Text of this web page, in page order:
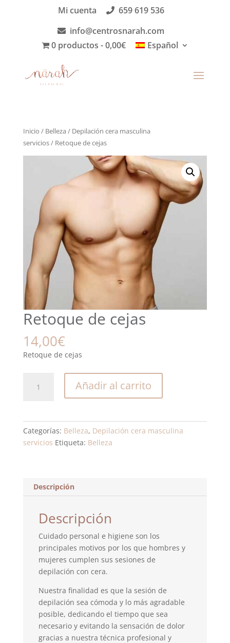
Mi cuenta
659 619 536
info@centrosnarah.com
0 productos
0,00€ Español
Inicio / Belleza / Depilación cera masculina
servicios/ Retoque de cejas
Retoque de cejas
14,00€
Retoque de cejas
Añadir al carrito
Categorías: Belleza, Depilación cera masculina
servicios Etiqueta: Belleza
Descripción
Descripción
Cuidado personal e higiene son los
principales motivos por los que hombres y
mujeres cumplen sus sesiones de
depilación con cera.
Nuestra finalidad es que la sesión de
depilación sea cómoda y lo más agradable
posible, dedicando el tiempo que sea
necesario y evitando la sensación de dolor
gracias a nuestra técnica profesional y